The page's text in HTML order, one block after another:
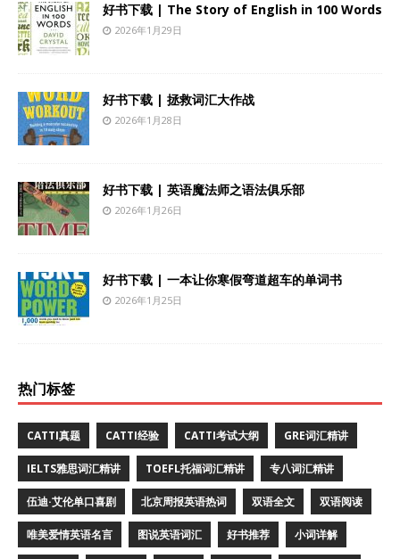
好书下载 | The Story of English in 100 Words
2026年1月29日
好书下载 | 拯救词汇大作战
2026年1月28日
好书下载 | 英语魔法师之语法俱乐部
2026年1月26日
好书下载 | 一本让你寒假弯道超车的单词书
2026年1月25日
热门标签
CATTI真题 CATTI经验 CATTI考试大纲 GRE词汇精讲
IELTS雅思词汇精讲 TOEFL托福词汇精讲 专八词汇精讲
伍迪·艾伦单口喜剧 北京周报英语热词 双语全文 双语阅读
唯美爱情英语名言 图说英语词汇 好书推荐 小词详解